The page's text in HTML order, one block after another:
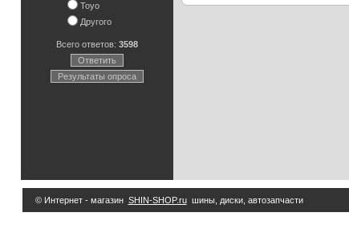
Toyo
Другого
Всего ответов: 3598
Ответить
Результаты опроса
© Интернет - магазин SHIN-SHOP.ruшины, диски, автозапчасти